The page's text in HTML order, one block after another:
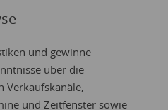
und gewinne
über die
Verkaufskanäle,
und Zeitfenster sowie